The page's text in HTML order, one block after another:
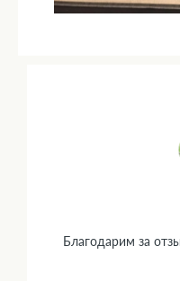
Благодарим за